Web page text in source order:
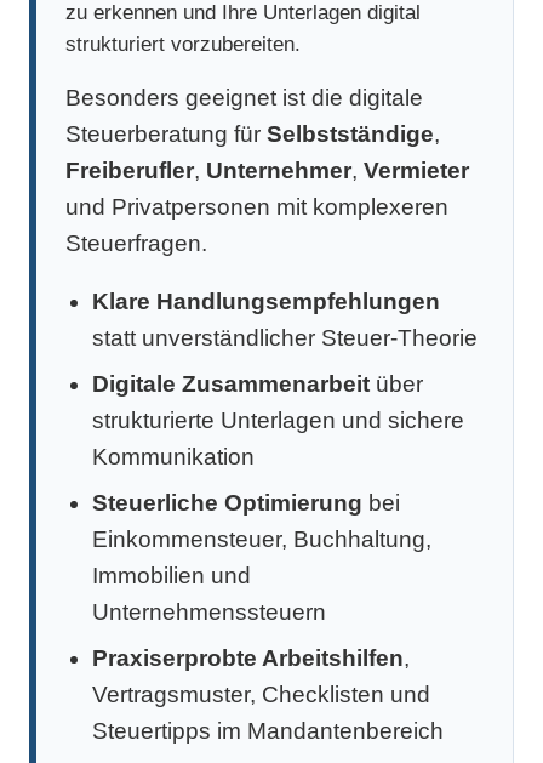
zu erkennen und Ihre Unterlagen digital
strukturiert vorzubereiten.
Besonders geeignet ist die digitale
Steuerberatung für Selbstständige,
Freiberufler, Unternehmer, Vermieter
und Privatpersonen mit komplexeren
Steuerfragen.
Klare Handlungsempfehlungen
statt unverständlicher Steuer-Theorie
Digitale Zusammenarbeit über
strukturierte Unterlagen und sichere
Kommunikation
Steuerliche Optimierung bei
Einkommensteuer, Buchhaltung,
Immobilien und
Unternehmenssteuern
Praxiserprobte Arbeitshilfen,
Vertragsmuster, Checklisten und
Steuertipps im Mandantenbereich